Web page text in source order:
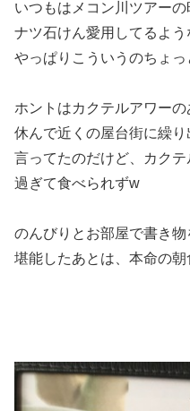
いつもはメコン川ツアーの
ナツ石けん愛用してるよう
やっぱりこういうのちょ
ホントはカクテルアワーの
休んで近くの屋台街に繰り
言ってたのだけど、カク
過ぎて食べられずw
のんびりとお部屋で書き
堪能したあとは、本命の朝